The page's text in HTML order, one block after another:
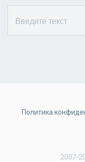
2007-
Политика